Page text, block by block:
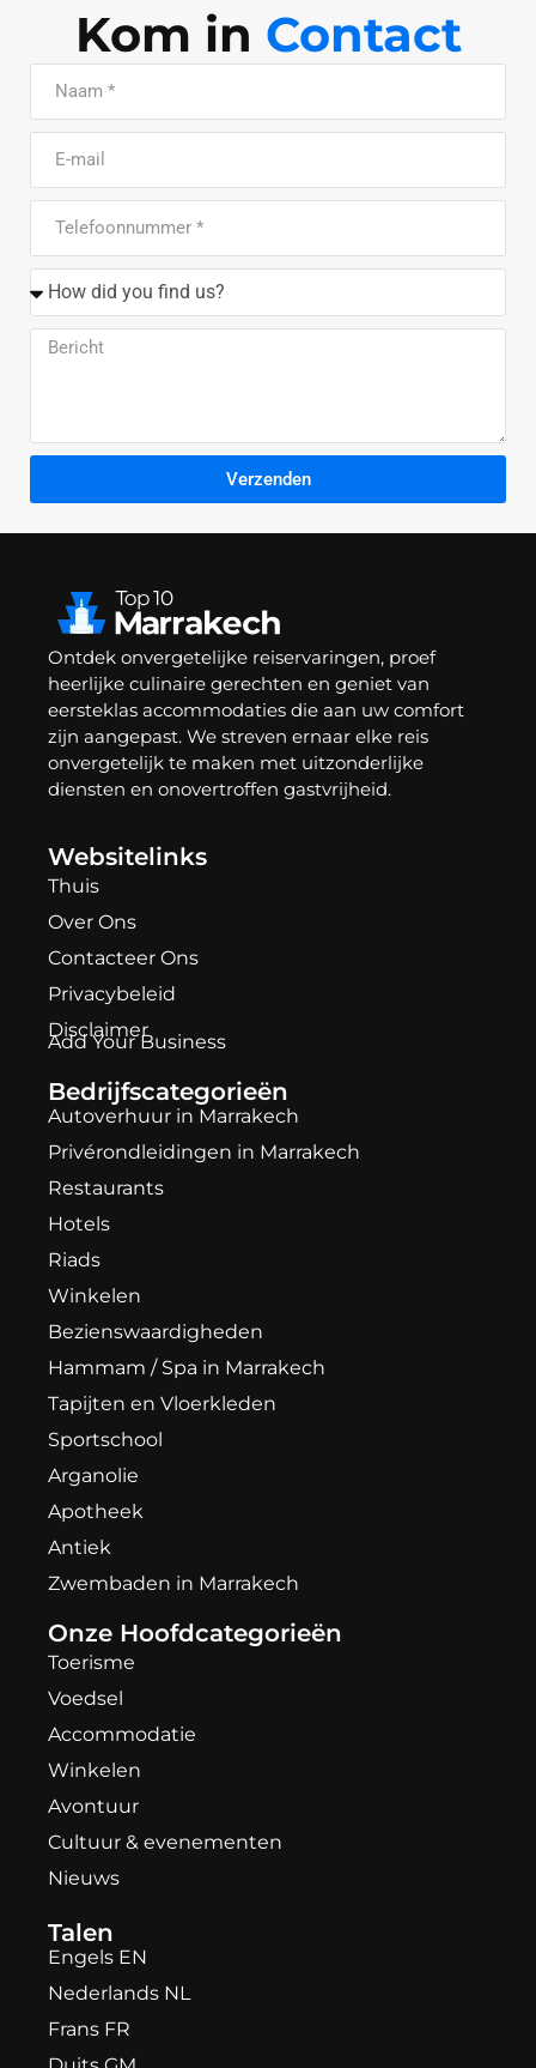
Kom in Contact
Verzenden
Ontdek onvergetelijke reiservaringen, proef
heerlijke culinaire gerechten en geniet van
eersteklas accommodaties die aan uw comfort
zijn aangepast. We streven ernaar elke reis
onvergetelijk te maken met uitzonderlijke
diensten en onovertroffen gastvrijheid.
Websitelinks
Thuis
Over Ons
Contacteer Ons
Privacybeleid
Disclaimer
Add Your Business
Bedrijfscategorieën
Autoverhuur in Marrakech
Privérondleidingen in Marrakech
Restaurants
Hotels
Riads
Winkelen
Bezienswaardigheden
Hammam / Spa in Marrakech
Tapijten en Vloerkleden
Sportschool
Arganolie
Apotheek
Antiek
Zwembaden in Marrakech
Onze Hoofdcategorieën
Toerisme
Voedsel
Accommodatie
Winkelen
Avontuur
Cultuur & evenementen
Nieuws
Talen
Engels EN
Nederlands NL
Frans FR